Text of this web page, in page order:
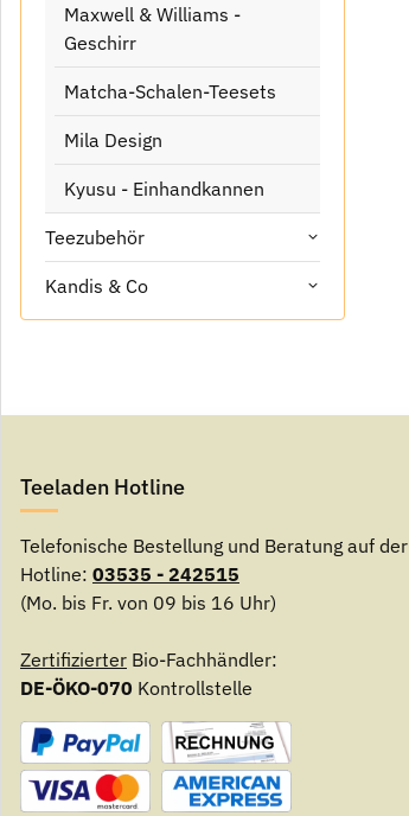
Maxwell & Williams -
Geschirr
Matcha-Schalen-Teesets
Mila Design
Kyusu - Einhandkannen
Teezubehör
Kandis & Co
Teeladen Hotline
Telefonische Bestellung und Beratung auf der
Hotline: 03535 - 242515
(Mo. bis Fr. von 09 bis 16 Uhr)
Zertifizierter Bio-Fachhändler:
DE-ÖKO-070 Kontrollstelle